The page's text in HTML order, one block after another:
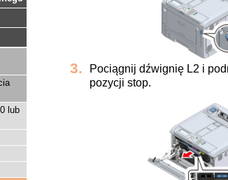
lub
Pociągnij dźwignię L2 i
pozycji stop.